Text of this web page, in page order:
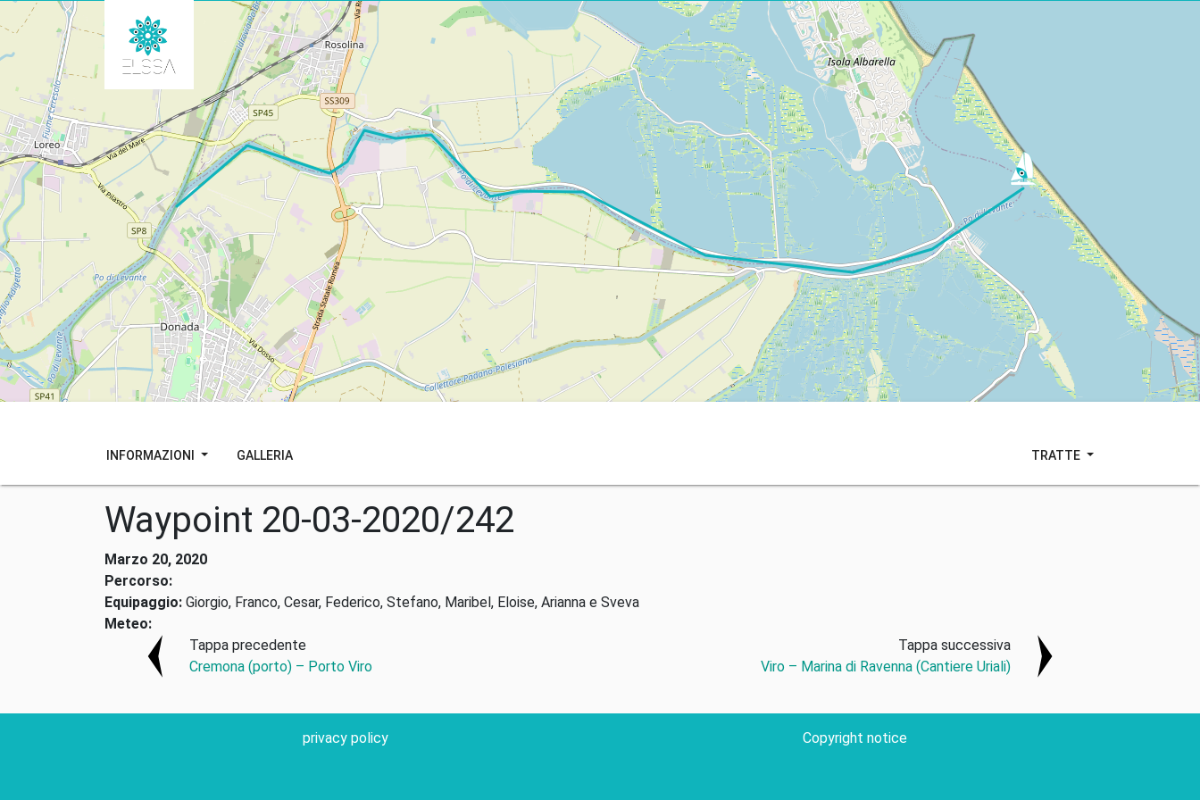
INFORMAZIONI GALLERIA TRATTE
Waypoint 20-03-2020/242
Marzo 20, 2020
Percorso:
Equipaggio: Giorgio, Franco, Cesar, Federico, Stefano, Maribel, Eloise, Arianna e Sveva
Meteo:
Tappa precedente
Cremona (porto) – Porto Viro
Tappa successiva
Viro – Marina di Ravenna (Cantiere Uriali)
privacy policy Copyright notice